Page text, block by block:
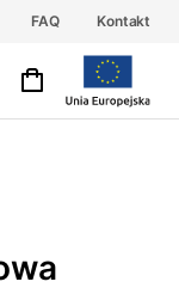
FAQ Kontakt